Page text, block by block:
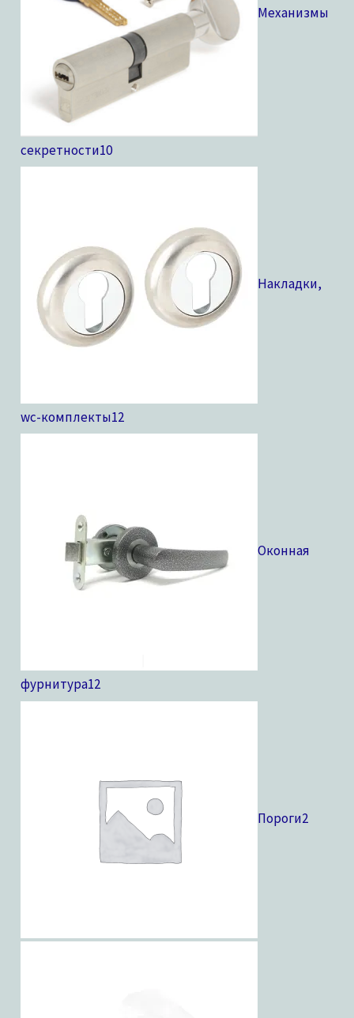
Механизмы
секретности10
Накладки,
wc-комплекты12
Оконная
фурнитура12
Пороги2